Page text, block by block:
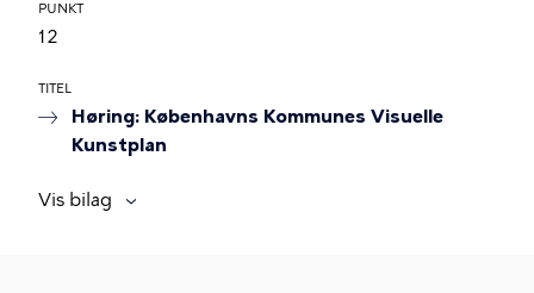
PUNKT
12
TITEL
Høring: Københavns Kommunes Visuelle
Kunstplan
Vis bilag